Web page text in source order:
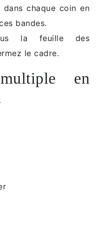
chaque coin en
bandes.
la feuille des
le cadre.
en